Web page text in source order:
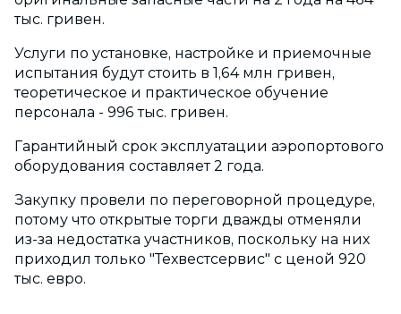
тыс. гривен.
Услуги по установке, настройке и приемочные
испытания будут стоить в 1,64 млн гривен,
теоретическое и практическое обучение
персонала - 996 тыс. гривен.
Гарантийный срок эксплуатации аэропортового
оборудования составляет 2 года.
Закупку провели по переговорной процедуре,
потому что открытые торги дважды отменяли
из-за недостатка участников, поскольку на них
приходил только "Техвестсервис" с ценой 920
тыс. евро.